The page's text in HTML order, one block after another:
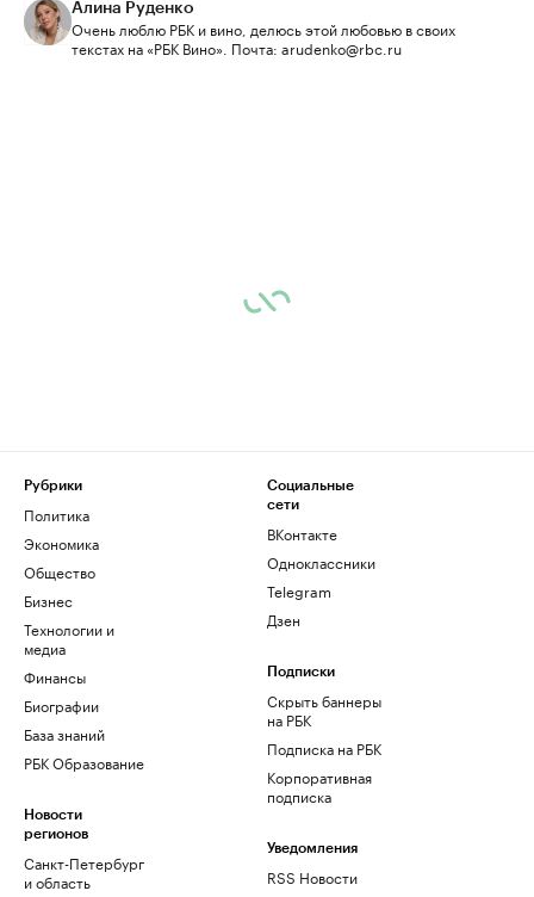
Алина Руденко
Очень люблю РБК и вино, делюсь этой любовью в своих
текстах на «РБК Вино». Почта: arudenko@rbc.ru
Рубрики
Политика
Экономика
Общество
Бизнес
Технологии и
медиа
Финансы
Биографии
База знаний
РБК Образование
Новости
регионов
Санкт-Петербург
и область
Социальные
сети
ВКонтакте
Одноклассники
Telegram
Дзен
Подписки
Скрыть баннеры
на РБК
Подписка на РБК
Корпоративная
подписка
Уведомления
RSS Новости